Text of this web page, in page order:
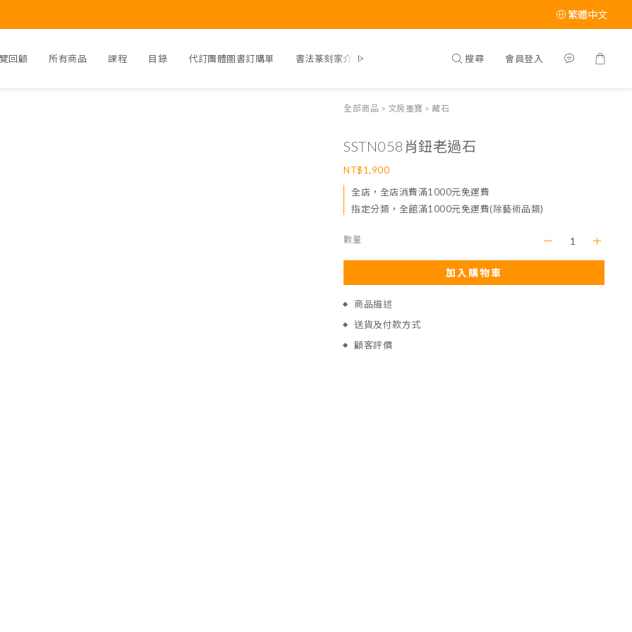
繁體中文
回顧 所有商品 課程 目錄 代訂團體圖書訂購單 書法篆刻家介紹 搜尋 會員登入
全部商品 > 文房墨寶 > 藏石
SSTN058肖鈕老過石
NT$1,900
全店，全店消費滿1000元免運費
指定分類，全館滿1000元免運費(除藝術品類)
數量
加入購物車
商品描述
送貨及付款方式
顧客評價